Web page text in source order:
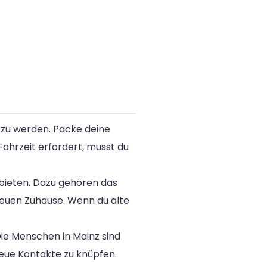
werden. Packe deine
erfordert, musst du
Dazu gehören das
Zuhause. Wenn du alte
Menschen in Mainz sind
Kontakte zu knüpfen.